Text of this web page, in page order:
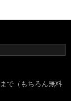
まで（もちろん無料